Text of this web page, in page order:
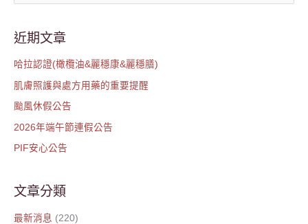
關
字
:
近期文章
哈拉認證(橄欖油&麗穩康&麗穩膳)
肌膚照護與處方用藥的重要提醒
颱風休假公告
2026年端午節連假公告
PIF安心公告
文章分類
最新消息 (220)